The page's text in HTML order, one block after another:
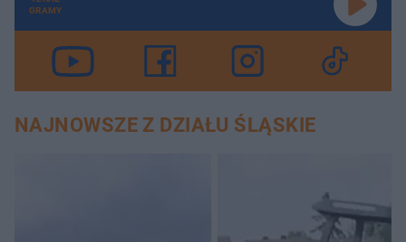
GRAMY
NAJNOWSZE Z DZIAŁU ŚLĄSKIE